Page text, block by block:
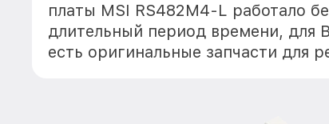
платы MSI RS482M4-L работало
длительный период времени, для
есть оригинальные запчасти для